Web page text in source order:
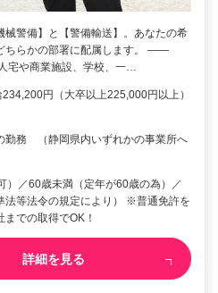
械警備】と【警備輸送】。あなたの希
ちらかの部署に配属します。 ――
宅や商業施設、学校、一…
円（大卒以上225,000円以上）
勤務 （静岡県内いずれかの事業所へ
）／60歳未満（定年が60歳の為）／
等法令の規定により） ※普通免許を
での取得でOK！
詳細を見る